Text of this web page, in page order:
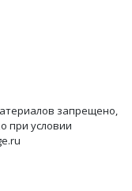
запрещено,
при условии